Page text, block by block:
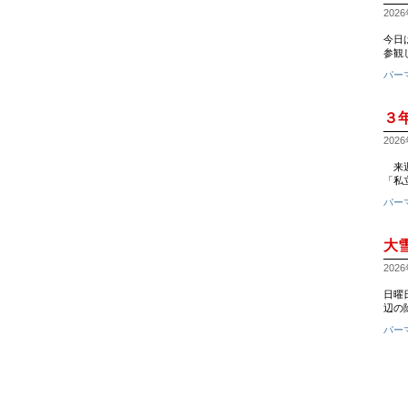
2026
今日
参観
パー
３
2026
来
「
パー
大
2026
日曜
辺の
パー